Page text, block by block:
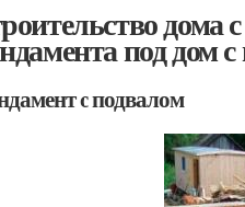
дома
под дом
с подвалом